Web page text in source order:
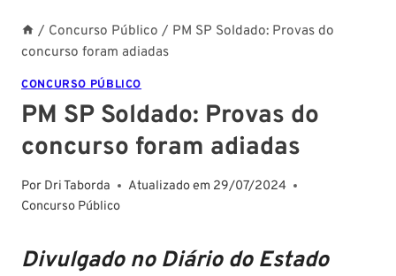
/ Concurso Público / PM SP Soldado: Provas do
concurso foram adiadas
CONCURSO PÚBLICO
PM SP Soldado: Provas do
concurso foram adiadas
Por Dri Taborda Atualizado em 29/07/2024
Concurso Público
Divulgado no Diário do Estado